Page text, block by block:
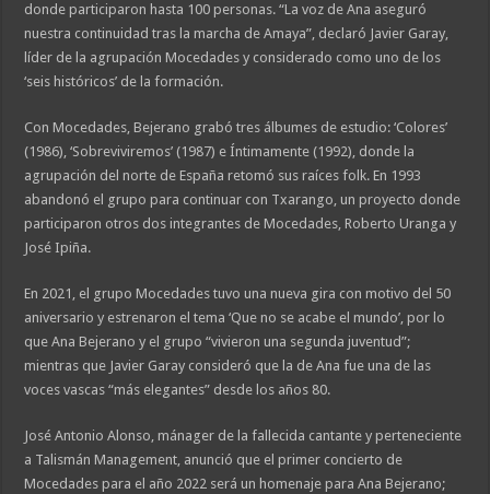
donde participaron hasta 100 personas. “La voz de Ana aseguró
nuestra continuidad tras la marcha de Amaya”, declaró Javier Garay,
líder de la agrupación Mocedades y considerado como uno de los
‘seis históricos’ de la formación.
Con Mocedades, Bejerano grabó tres álbumes de estudio: ‘Colores’
(1986), ‘Sobreviviremos’ (1987) e Íntimamente (1992), donde la
agrupación del norte de España retomó sus raíces folk. En 1993
abandonó el grupo para continuar con Txarango, un proyecto donde
participaron otros dos integrantes de Mocedades, Roberto Uranga y
José Ipiña.
En 2021, el grupo Mocedades tuvo una nueva gira con motivo del 50
aniversario y estrenaron el tema ‘Que no se acabe el mundo’, por lo
que Ana Bejerano y el grupo “vivieron una segunda juventud”;
mientras que Javier Garay consideró que la de Ana fue una de las
voces vascas “más elegantes” desde los años 80.
José Antonio Alonso, mánager de la fallecida cantante y perteneciente
a Talismán Management, anunció que el primer concierto de
Mocedades para el año 2022 será un homenaje para Ana Bejerano;